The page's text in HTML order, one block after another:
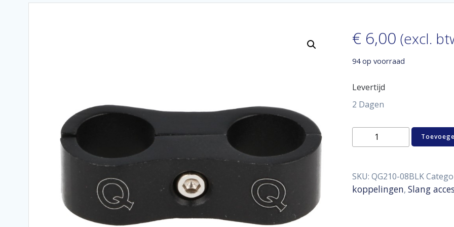
€6,00 (excl.
94 op voorraad
Levertijd
2 Dagen
QSP
slangbeugel
aantal
SKU: QG210-08BLK
koppelingen, Slang